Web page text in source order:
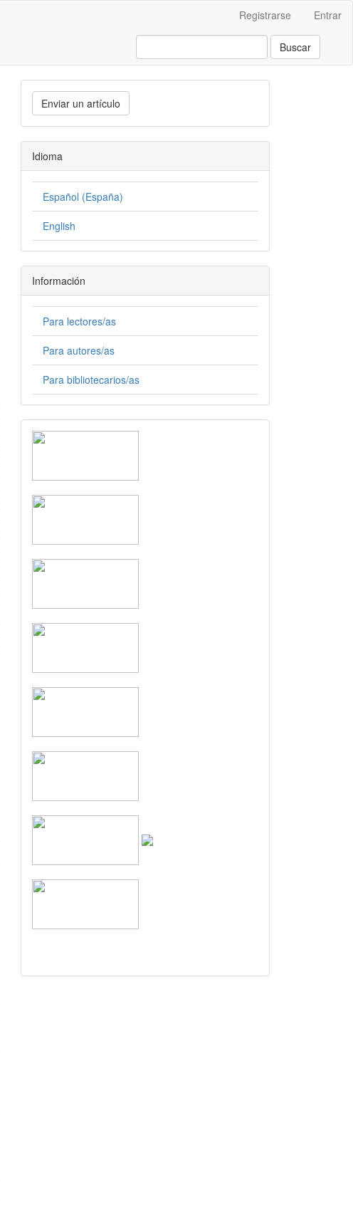
Registrarse Entrar
Buscar
Enviar un artículo
Idioma
Español (España)
English
Información
Para lectores/as
Para autores/as
Para bibliotecarios/as